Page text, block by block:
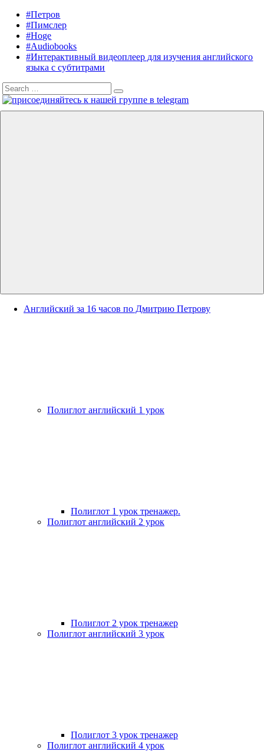
content
Listening
English
Audiobooks
English,
Petrov
English
#Петров
#Пимслер
#Hoge
#Audiobooks
#Интерактивный видеоплеер для изучения английского
языка с субтитрами
Search
for:
Search
Английский за 16 часов по Дмитрию Петрову
Полиглот английский 1 урок
Полиглот 1 урок тренажер.
Полиглот английский 2 урок
Полиглот 2 урок тренажер
Полиглот английский 3 урок
Полиглот 3 урок тренажер
Полиглот английский 4 урок